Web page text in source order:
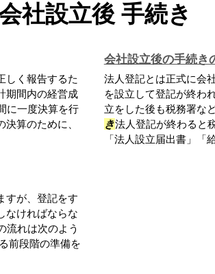
社設立後 手続き
しく報告するた
期間内の経営成
に一度決算を行
算のために、
会社設立後の手続き
法人登記とは正式に会
を設立して登記が終わ
立をした後も税務署な
き法人登記が終わると
「法人設立届出書」「
すが、登記をす
なければならな
流れは次のよう
前段階の準備を